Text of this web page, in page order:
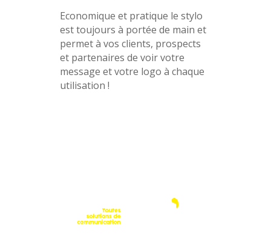
Economique et pratique le stylo
est toujours à portée de main et
permet à vos clients, prospects
et partenaires de voir votre
message et votre logo à chaque
utilisation !